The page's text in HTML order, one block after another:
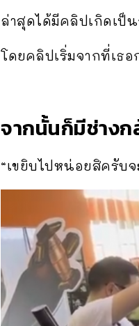
ล่าสุดได้มีคลิปเกิดเป็
โดยคลิปเริ่มจากที่เธ
จากนั้นก็มีช่างก
“เขยิบไปหน่อยสิครับจ